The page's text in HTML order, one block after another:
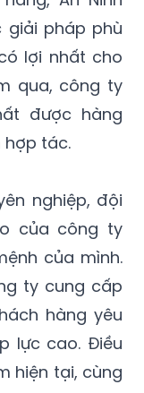
vấn an ninh.
An Ninh
giải pháp phù
lợi nhất cho
qua, công ty
được hàng
tác.
nghiệp, đội
của công ty
của mình.
ty cung cấp
hàng yêu